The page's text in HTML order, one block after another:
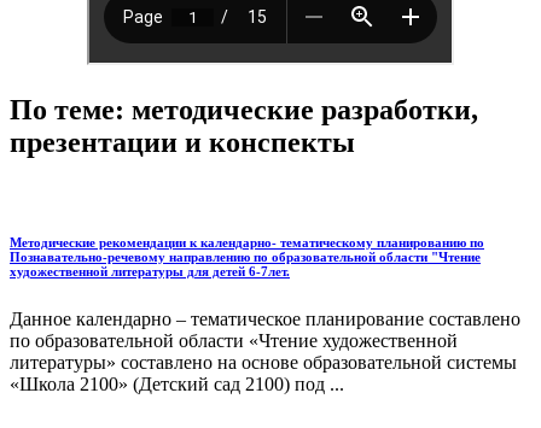
По теме: методические разработки,
презентации и конспекты
Методические рекомендации к календарно- тематическому планированию по
Познавательно-речевому направлению по образовательной области "Чтение
художественной литературы для детей 6-7лет.
Данное календарно – тематическое планирование составлено
по образовательной области «Чтение художественной
литературы» составлено на основе образовательной системы
«Школа 2100» (Детский сад 2100) под ...